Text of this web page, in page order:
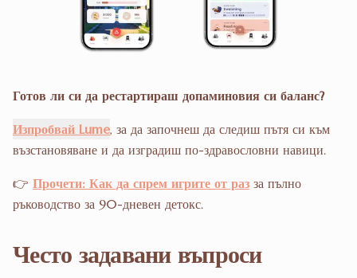
Готов ли си да рестартираш допаминовия си баланс?
Изпробвай Lume, за да започнеш да следиш пътя си към
възстановяване и да изградиш по-здравословни навици.
👉 Прочети: Как да спрем игрите от раз за пълно
ръководство за 90-дневен детокс.
Често задавани въпроси